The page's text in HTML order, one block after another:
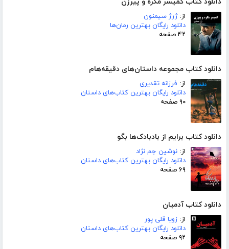
از:ژرژ سیمنون
دانلود رایگان بهترین رمان‌ها
۴۲ صفحه
دانلود کتاب مجموعه داستان‌های دقیقه‌هام
از: فرزانه تقدیری
دانلود رایگان بهترین کتاب‌های داستان
۹۰ صفحه
دانلود کتاب برایم از بادبادک‌ها بگو
از: نوشین جم نژاد
دانلود رایگان بهترین کتاب‌های داستان
۶۹ صفحه
دانلود کتاب آدمیان
از: زویا قلی پور
دانلود رایگان بهترین کتاب‌های داستان
۹۲ صفحه